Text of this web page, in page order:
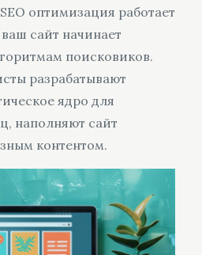
оптимизация работает
сайт начинает
поисковиков.
разрабатывают
ядро для
наполняют сайт
контентом.